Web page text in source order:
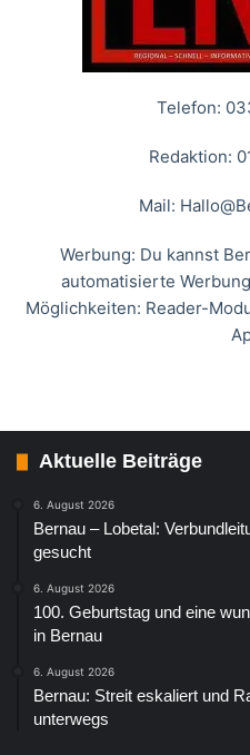
Telefon:
Redaktion:
Mail:
Werbung: Du kannst
automatisierte
Möglichkeiten: Reader-
Aktuelle Beiträge
6. August 2026
Bernau – Lobetal:
gesucht
6. August 2026
100. Geburtstag und eine
in Bernau
6. August 2026
Bernau: Streit eskaliert und
unterwegs